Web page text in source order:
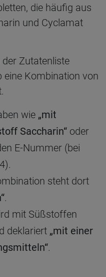
die häufig aus
und Cyclamat
Zutatenliste
eine Kombination von
wie „mit
Saccharin“ oder
E-Nummer (bei
steht dort
.
mit Süßstoffen
deklariert „mit einer
.